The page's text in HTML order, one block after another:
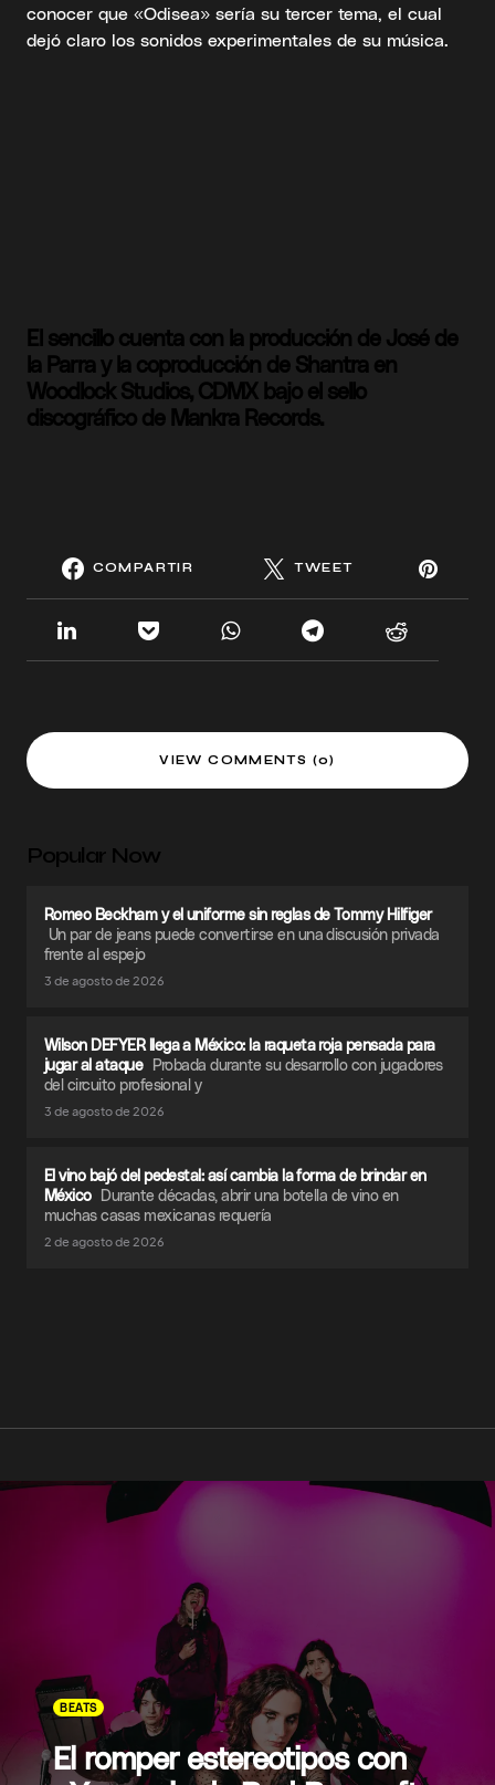
conocer que «Odisea» sería su tercer tema, el cual
dejó claro los sonidos experimentales de su música.
El sencillo cuenta con la producción de José de
la Parra y la coproducción de Shantra en
Woodlock Studios, CDMX bajo el sello
discográfico de Mankra Records.
COMPARTIR TWEET
VIEW COMMENTS (0)
Popular Now
Romeo Beckham y el uniforme sin reglas de Tommy Hilfiger
Un par de jeans puede convertirse en una discusión privada
frente al espejo
3 de agosto de 2026
Wilson DEFYER llega a México: la raqueta roja pensada para
jugar al ataque Probada durante su desarrollo con jugadores
del circuito profesional y
3 de agosto de 2026
El vino bajó del pedestal: así cambia la forma de brindar en
México Durante décadas, abrir una botella de vino en
muchas casas mexicanas requería
2 de agosto de 2026
BEATS
El romper estereotipos con